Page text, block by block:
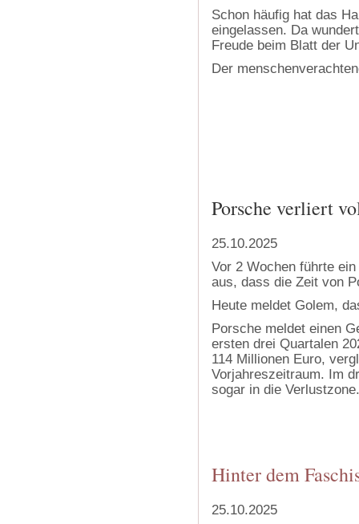
Schon häufig hat das
eingelassen. Da
Freude beim Blatt der
Der
Porsche verliert
25.10.2025
Vor 2 Wochen führte
aus, dass die Zeit von
Heute meldet Golem,
Porsche meldet einen
ersten drei Quartalen
114 Millionen Euro,
Vorjahreszeitraum. Im
sogar in die Verlustzone.
Hinter dem
25.10.2025